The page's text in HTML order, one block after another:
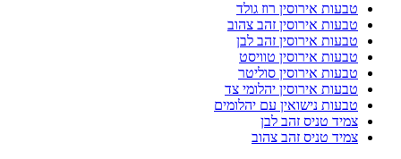
טבעות אירוסין רוז גולד
טבעות אירוסין זהב צהוב
טבעות אירוסין זהב לבן
טבעות אירוסין טוויסט
טבעות אירוסין סוליטר
טבעות אירוסין יהלומי צד
טבעות נישואין עם יהלומים
צמיד טניס זהב לבן
צמיד טניס זהב צהוב